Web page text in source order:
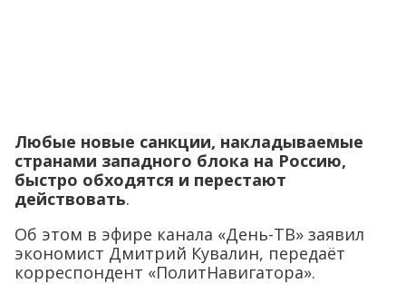
Любые новые санкции, накладываемые
странами западного блока на Россию,
быстро обходятся и перестают
действовать.
Об этом в эфире канала «День-ТВ» заявил
экономист Дмитрий Кувалин, передаёт
корреспондент «ПолитНавигатора».